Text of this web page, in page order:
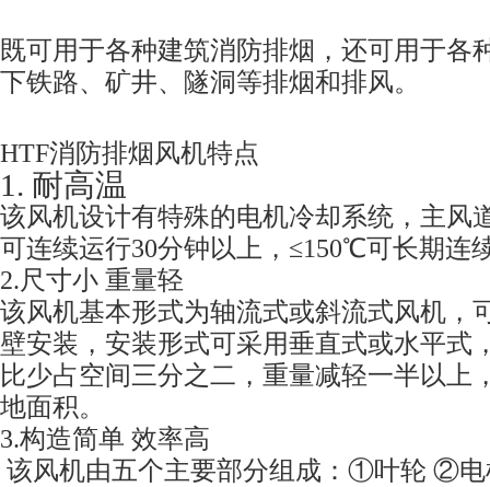
既可用于各种建筑消防排烟，还可用于各
下铁路、矿井、隧洞等排烟和排风。
HTF消防排烟风机特点
1. 耐高温
该风机设计有特殊的电机冷却系统，主风
可连续运行30分钟以上，≤150℃可长期连
2.尺寸小 重量轻
该风机基本形式为轴流式或斜流式风机，
壁安装，安装形式可采用垂直式或水平式
比少占空间三分之二，重量减轻一半以上
地面积。
3.构造简单 效率高
该风机由五个主要部分组成：①叶轮 ②